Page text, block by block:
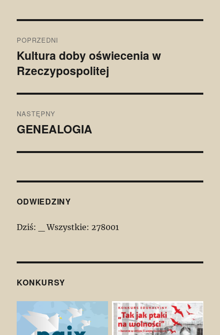
wpisu
POPRZEDNI
Poprzedni
wpis:
Kultura doby oświecenia w
Rzeczypospolitej
NASTĘPNY
Następny
GENEALOGIA
ODWIEDZINY
Dziś: Wszystkie: 278001
KONKURSY